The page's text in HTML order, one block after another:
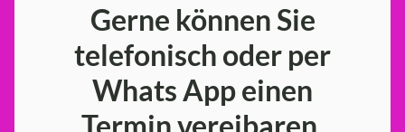
Gerne können Sie
telefonisch oder per
Whats App einen